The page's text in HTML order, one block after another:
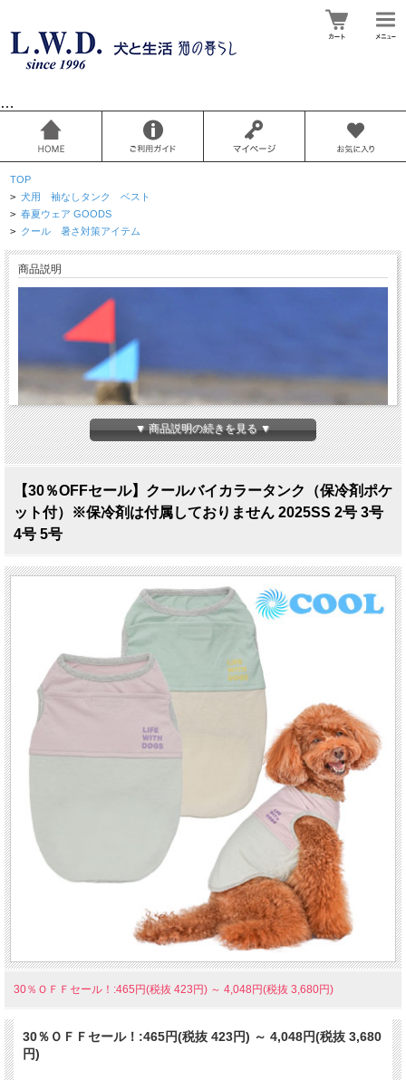
…
TOP
> 犬用 袖なしタンク ベスト
> 春夏ウェア GOODS
> クール 暑さ対策アイテム
商品説明
クールバイカラータンク（保冷剤ポケット付き） 2号～5号
※保冷剤は付属しておりません。購入の際は選択肢からお選びください。
シンプルデザインの高機能タンク
身頃の生地には接触冷感で通気性の高い「ミラキュラスクール」を使用しまし
た。蒸し暑い夏も快適な着心地を保ちます。背中側には保冷剤が入れられるポケ
ットが付き。凍らした保冷剤を入れてよりヒンヤリクールに着ることができま
す。初夏から厳しい暑さの晩夏まで活躍してくれる一着です。
▼ 商品説明の続きを見る ▼
【30％OFFセール】クールバイカラータンク（保冷剤ポケ
ット付）※保冷剤は付属しておりません 2025SS 2号 3号
4号 5号
30％ＯＦＦセール！:465円(税抜 423円) ～ 4,048円(税抜 3,680円)
30％ＯＦＦセール！:465円(税抜 423円) ～ 4,048円(税抜 3,680
円)